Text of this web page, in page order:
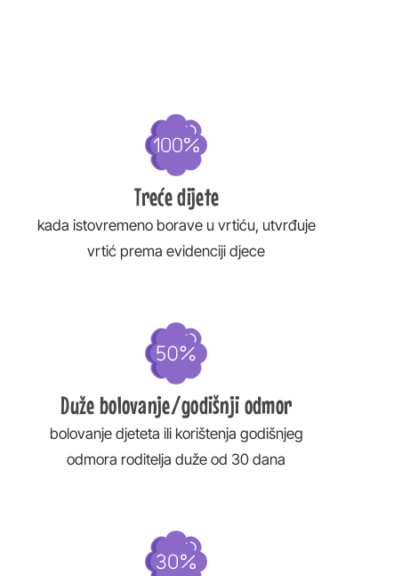
Treće dijete
kada istovremeno borave u vrtiću, utvrđuje
vrtić prema evidenciji djece
Duže bolovanje/godišnji odmor
bolovanje djeteta ili korištenja godišnjeg
odmora roditelja duže od 30 dana